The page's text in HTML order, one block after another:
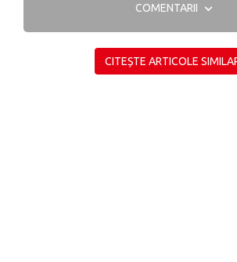
COMENTARII
CITEȘTE ARTICOLE